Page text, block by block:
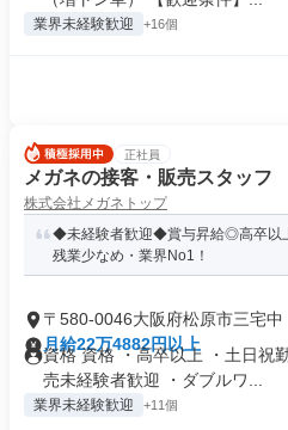
業界未経験歓迎 +16個
正社員
メガネの接客・販売スタッフ
株式会社メガネトップ
◆未経験者歓迎◆賞与昇給◎高卒以
残業少なめ・業界No1！
〒580-0046大阪府松原市三宅中
月給22万4882円以上
資格 資格 ・高卒以上 ・土日祝
売未経験者歓迎 ・ダブルワ...
業界未経験歓迎 +11個